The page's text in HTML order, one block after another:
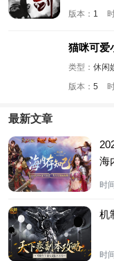
版本： 1
猫咪可爱
类型： 休闲
版本： 5
最新文章
海
时
机
时